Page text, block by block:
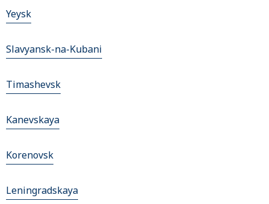
Yeysk
Slavyansk-na-Kubani
Timashevsk
Kanevskaya
Korenovsk
Leningradskaya